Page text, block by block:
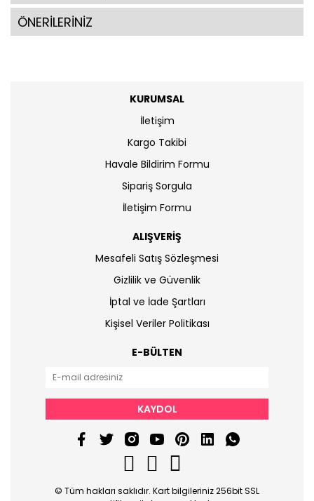
ÖNERİLERİNİZ
KURUMSAL
İletişim
Kargo Takibi
Havale Bildirim Formu
Sipariş Sorgula
İletişim Formu
ALIŞVERİŞ
Mesafeli Satış Sözleşmesi
Gizlilik ve Güvenlik
İptal ve İade Şartları
Kişisel Veriler Politikası
E-BÜLTEN
KAYDOL
© Tüm hakları saklıdır. Kart bilgileriniz 256bit SSL